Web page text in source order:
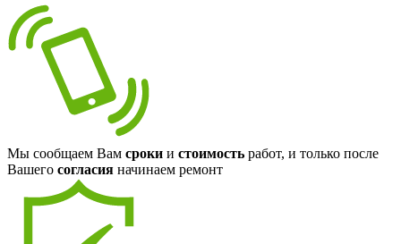
Мы сообщаем Вам сроки и стоимость работ, и только после
Вашего согласия начинаем ремонт